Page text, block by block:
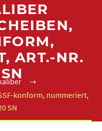
ART.-NR.
konform, nummeriert,
SN